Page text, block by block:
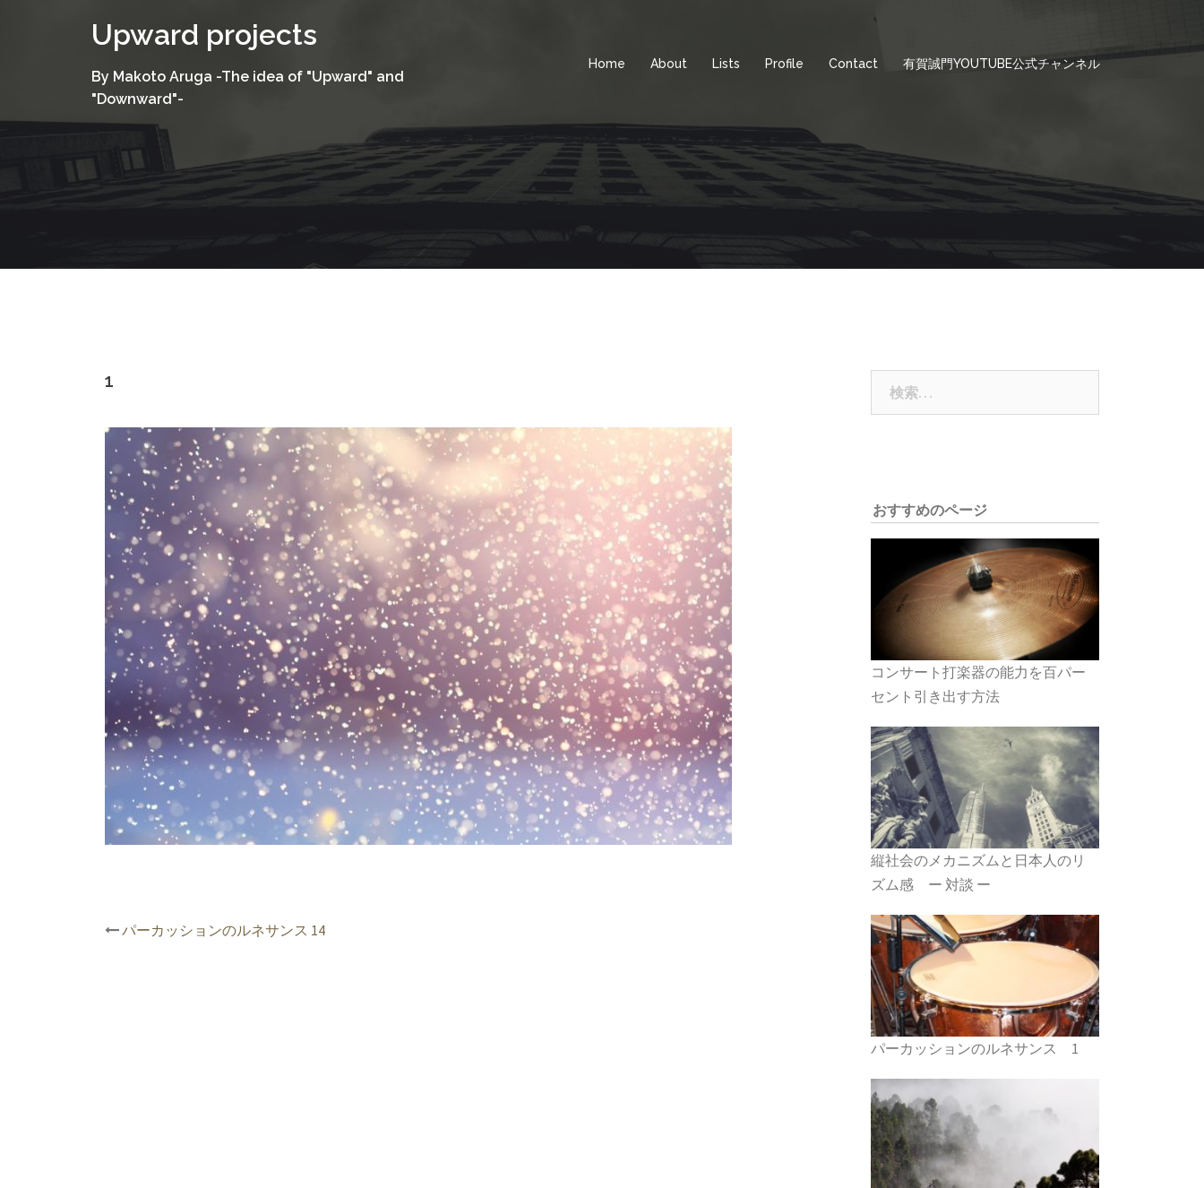
Upward projects
By Makoto Aruga -The idea of "Upward" and
"Downward"-
Home About Lists Profile Contact 有賀誠門YOUTUBE公式チャンネル
1
投パーカッションのルネサンス 14
おすすめのページ
コンサート打楽器の能力を百パー
セント引き出す方法
縦社会のメカニズムと日本人のリ
ズム感 ー 対談 ー
パーカッションのルネサンス 1